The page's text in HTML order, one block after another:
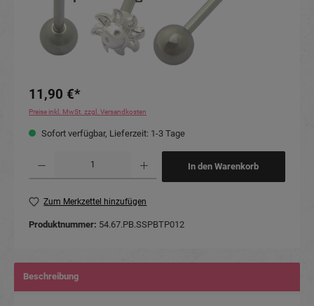
11,90 €*
Preise inkl. MwSt. zzgl. Versandkosten
Sofort verfügbar, Lieferzeit: 1-3 Tage
In den Warenkorb
Zum Merkzettel hinzufügen
Produktnummer: 54.67.PB.SSPBTP012
Beschreibung